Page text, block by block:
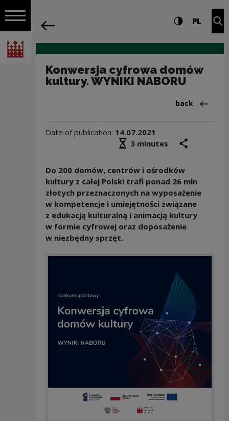
Open navigation
National Centre for Culture Poland
Navigation Settings and search
High contrast
PL
Konwersja cyfrowa domów
kultury. WYNIKI NABORU
Back
back
Date of publication: 14.07.2021
Średni czas czytania
3 minutes
Do 200 domów, centrów i ośrodków
kulturyz całej Polski trafi ponad 26 mln
złotych przeznaczonych na wyposażenie
w kompetencje i umiejętności związane
z edukacją kulturalną i animacją kultury
w formie cyfrowej oraz doposażenie
w niezbędny sprzęt.